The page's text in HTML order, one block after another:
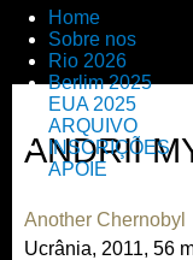
ANDRII
Another Chernobyl
Ucrânia, 2011, 56
Home
Sobre nos
Rio 2026
Berlim 2025
EUA 2025
ARQUIVO
INSCRIÇÕES
APOIE